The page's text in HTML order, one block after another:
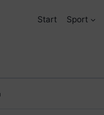
Start Sport